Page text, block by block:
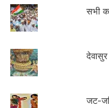
सभी
जट-